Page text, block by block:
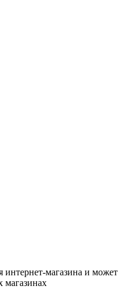
интернет-магазина и может
магазинах